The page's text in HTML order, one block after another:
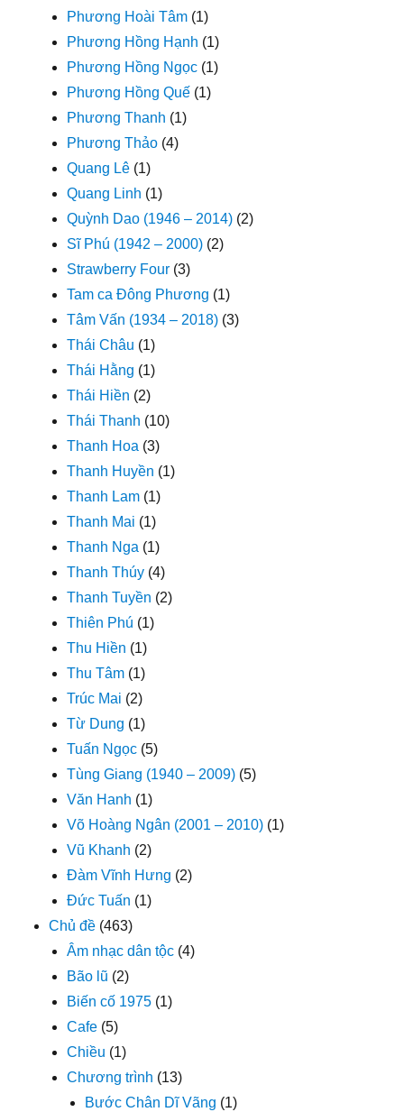
Phương Hoài Tâm (1)
Phương Hồng Hạnh (1)
Phương Hồng Ngọc (1)
Phương Hồng Quế (1)
Phương Thanh (1)
Phương Thảo (4)
Quang Lê (1)
Quang Linh (1)
Quỳnh Dao (1946 – 2014) (2)
Sĩ Phú (1942 – 2000) (2)
Strawberry Four (3)
Tam ca Đông Phương (1)
Tâm Vấn (1934 – 2018) (3)
Thái Châu (1)
Thái Hằng (1)
Thái Hiền (2)
Thái Thanh (10)
Thanh Hoa (3)
Thanh Huyền (1)
Thanh Lam (1)
Thanh Mai (1)
Thanh Nga (1)
Thanh Thúy (4)
Thanh Tuyền (2)
Thiên Phú (1)
Thu Hiền (1)
Thu Tâm (1)
Trúc Mai (2)
Từ Dung (1)
Tuấn Ngọc (5)
Tùng Giang (1940 – 2009) (5)
Văn Hanh (1)
Võ Hoàng Ngân (2001 – 2010) (1)
Vũ Khanh (2)
Đàm Vĩnh Hưng (2)
Đức Tuấn (1)
Chủ đề (463)
Âm nhạc dân tộc (4)
Bão lũ (2)
Biến cố 1975 (1)
Cafe (5)
Chiều (1)
Chương trình (13)
Bước Chân Dĩ Vãng (1)